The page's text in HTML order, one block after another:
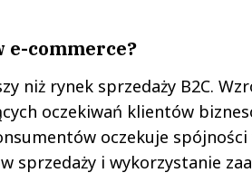
e-commerce?
niż rynek sprzedaży B2C.
oczekiwań klientów
oczekuje
sprzedaży i wykorzystanie